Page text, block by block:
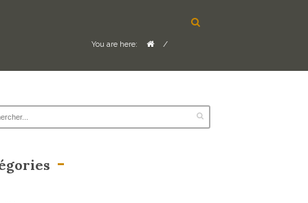
You are here: /